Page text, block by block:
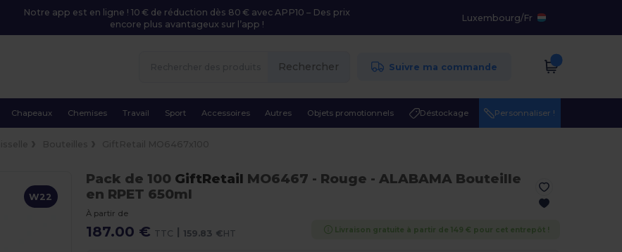
Notre app est en ligne ! 10 € de réduction dès 80 € avec APP10 – Des prix
encore plus avantageux sur l’app !
Luxembourg/Fr
Rechercher Suivre ma commande
Chapeaux Chemises Travail Sport Accessoires Autres Objets promotionnels Déstockage Personnaliser !
W22
Pack de 100 GiftRetail MO6467 - Rouge - ALABAMA Bouteille
en RPET 650ml
À partir de
187.00 € TTC | 159.83 €HT Livraison gratuite à partir de 149 € pour cet entrepôt !